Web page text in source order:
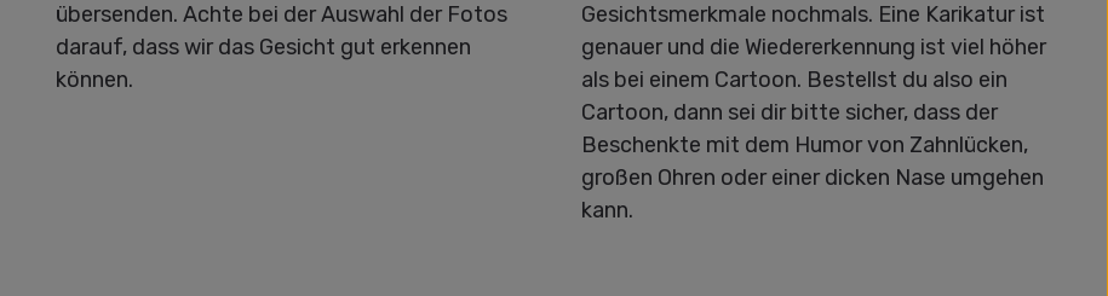
übersenden. Achte bei der Auswahl der Fotos
darauf, dass wir das Gesicht gut erkennen
können.
Gesichtsmerkmale nochmals. Eine Karikatur ist
genauer und die Wiedererkennung ist viel höher
als bei einem Cartoon. Bestellst du also ein
Cartoon, dann sei dir bitte sicher, dass der
Beschenkte mit dem Humor von Zahnlücken,
großen Ohren oder einer dicken Nase umgehen
kann.